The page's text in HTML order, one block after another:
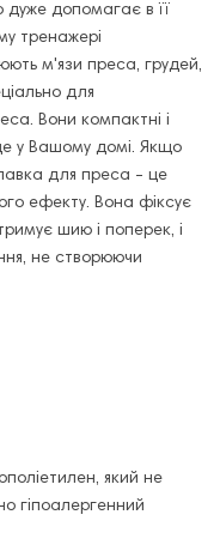
допомагає в її
тренажері
м'язи преса, грудей,
для
Вони компактні і
у Вашому домі. Якщо
для преса - це
ефекту. Вона фіксує
шию і поперек, і
не створюючи
який не
гіпоалергенний